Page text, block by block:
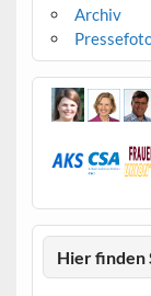
Archiv
Hier finden